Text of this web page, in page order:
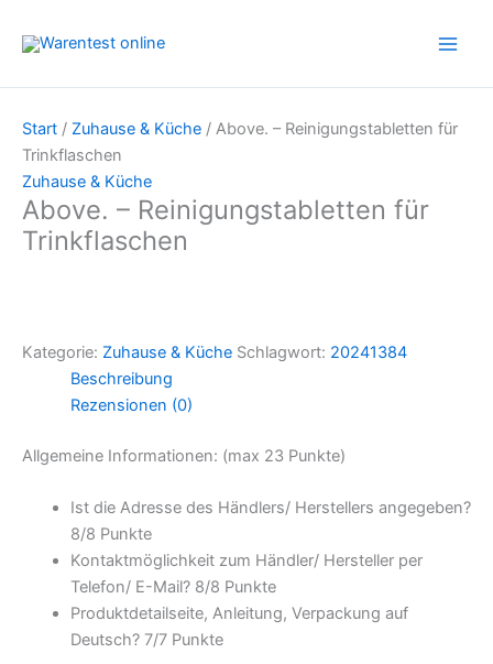
Inhalt
Start / Zuhause & Küche / Above. – Reinigungstabletten für
Trinkflaschen
Zuhause & Küche
Above. – Reinigungstabletten für
Trinkflaschen
Kategorie: Zuhause & Küche Schlagwort: 20241384
Beschreibung
Rezensionen (0)
Allgemeine Informationen: (max 23 Punkte)
Ist die Adresse des Händlers/ Herstellers angegeben?
8/8 Punkte
Kontaktmöglichkeit zum Händler/ Hersteller per
Telefon/ E-Mail? 8/8 Punkte
Produktdetailseite, Anleitung, Verpackung auf
Deutsch? 7/7 Punkte